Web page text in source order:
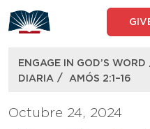
to
content
ENGAGE IN GOD’S WORD
DIARIA / AMÓS 2:1–16
Octubre 24, 2024